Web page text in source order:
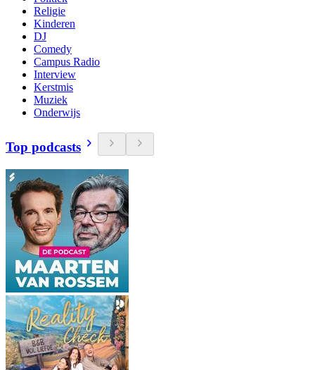
Religie
Kinderen
DJ
Comedy
Campus Radio
Interview
Kerstmis
Muziek
Onderwijs
Top podcasts